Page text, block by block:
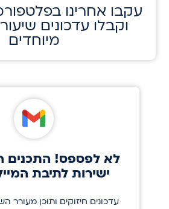
וקבלו עדכונים
מיוחדים
לא לפספס! התכנים
ישירות לתיבת
עדכונים חיזוקים ותוכן מעורר